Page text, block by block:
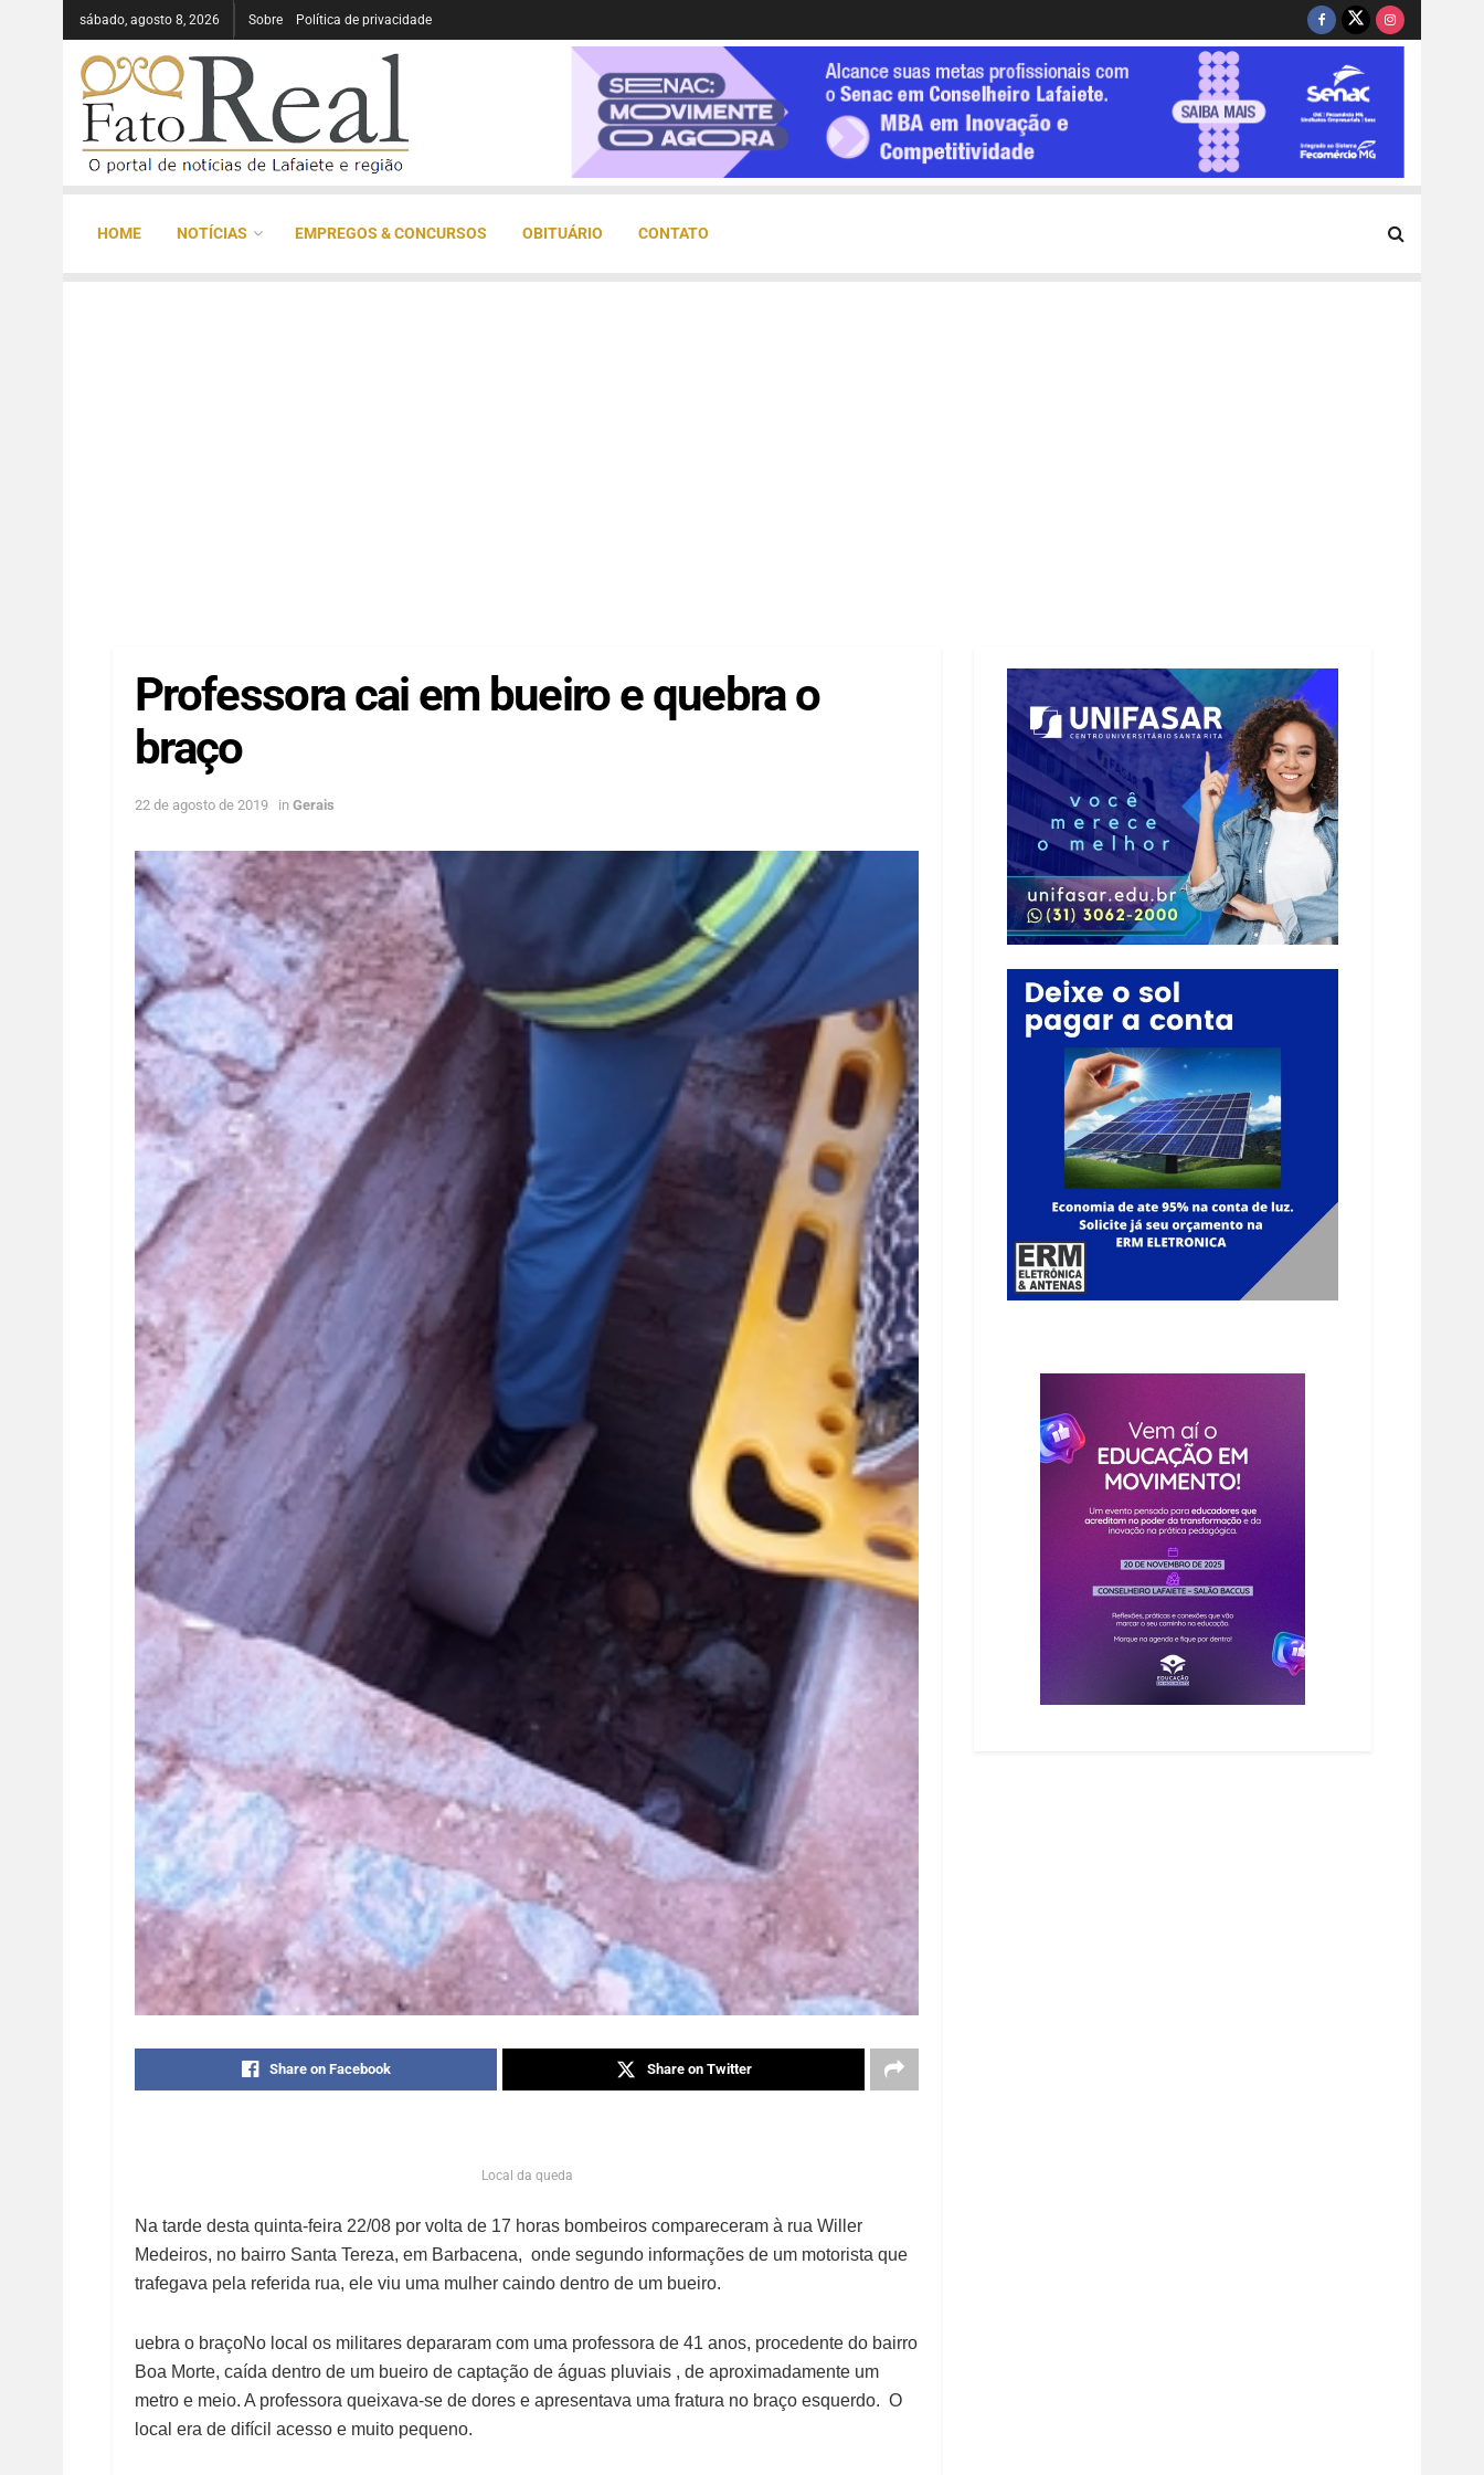
sábado, agosto 8, 2026 Sobre Política de privacidade
HOME NOTÍCIAS EMPREGOS & CONCURSOS OBITUÁRIO CONTATO
Professora cai em bueiro e quebra o
braço
22 de agosto de 2019 in Gerais
Share on Facebook Share on Twitter
Local da queda
Na tarde desta quinta-feira 22/08 por volta de 17 horas bombeiros compareceram à rua Willer
Medeiros, no bairro Santa Tereza, em Barbacena, onde segundo informações de um motorista que
trafegava pela referida rua, ele viu uma mulher caindo dentro de um bueiro.
uebra o braçoNo local os militares depararam com uma professora de 41 anos, procedente do bairro
Boa Morte, caída dentro de um bueiro de captação de águas pluviais , de aproximadamente um
metro e meio. A professora queixava-se de dores e apresentava uma fratura no braço esquerdo. O
local era de difícil acesso e muito pequeno.